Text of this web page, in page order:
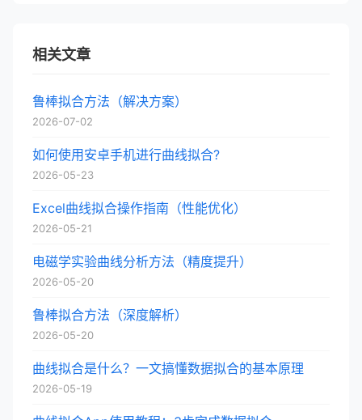
相关文章
鲁棒拟合方法（解决方案）
2026-07-02
如何使用安卓手机进行曲线拟合?
2026-05-23
Excel曲线拟合操作指南（性能优化）
2026-05-21
电磁学实验曲线分析方法（精度提升）
2026-05-20
鲁棒拟合方法（深度解析）
2026-05-20
曲线拟合是什么？一文搞懂数据拟合的基本原理
2026-05-19